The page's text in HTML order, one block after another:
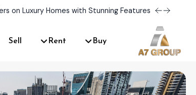
on Luxury Homes with Stunning Features!
Buy
Rent
Sell